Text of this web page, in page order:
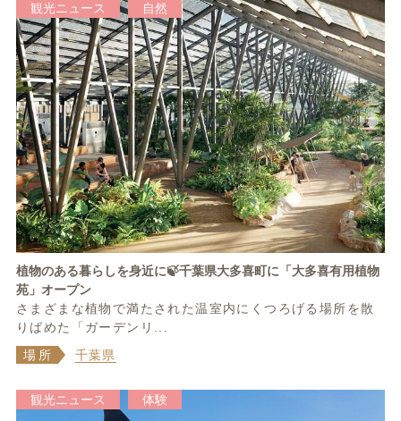
観光ニュース 自然
植物のある暮らしを身近に🍃千葉県大多喜町に「大多喜有用植物
苑」オープン
さまざまな植物で満たされた温室内にくつろげる場所を散
りばめた「ガーデンリ...
場所
千葉県
観光ニュース 体験